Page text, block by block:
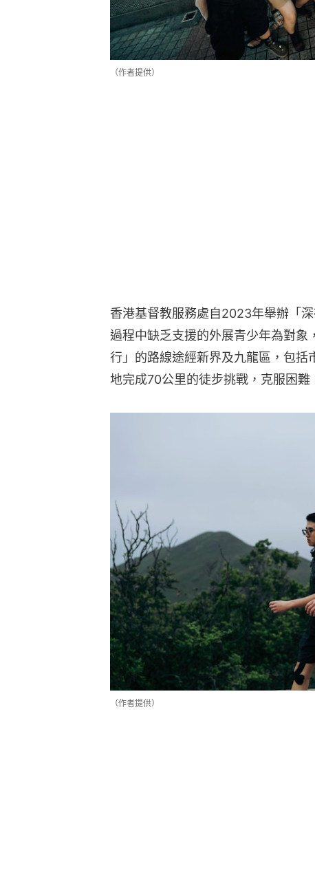
（作者提供）
香港基督教服務處自2023年舉辦「
過程中缺乏支援的外展青少年為對象
行」的路線途經新界及九龍區，包
地完成70公里的徒步挑戰，克服困難
（作者提供）